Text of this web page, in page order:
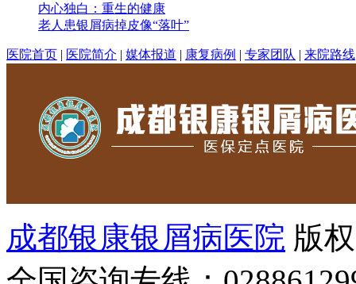
内心独白：重生的健康
老人患银屑病掉皮像“落叶”
医院首页 | 医院简介 | 媒体报道 | 康复病例 | 专家团队 | 来院路线
成都银康银屑病医院 版